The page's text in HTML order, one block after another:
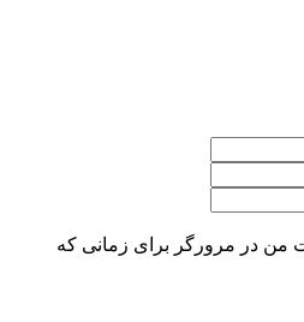
من در مرورگر برای زمانی که